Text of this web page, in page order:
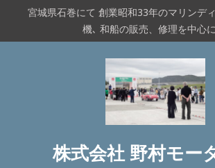
テ
宮城県石巻にて 創業昭和33年のマリンデ
機､ 和船の販売、修理を中心
株式会社 野村モー